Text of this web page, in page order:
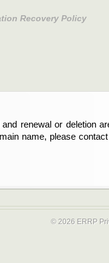
Recovery Policy
renewal or deletion
name, please
die Verlängerung
sind und die
Service-Provider.
© 2026 ERRP